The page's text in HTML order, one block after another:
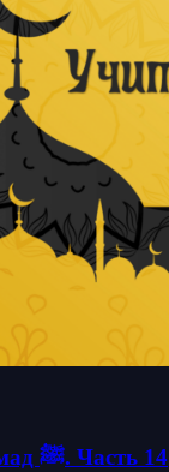
Учитель Мухаммад ﷺ. Часть 14